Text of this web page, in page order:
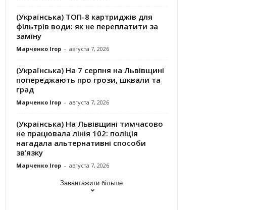
(Українська) ТОП-8 картриджів для
фільтрів води: як не переплатити за
заміну
Марченко Ігор - августа 7, 2026
(Українська) На 7 серпня на Львівщині
попереджають про грози, шквали та
град
Марченко Ігор - августа 7, 2026
(Українська) На Львівщині тимчасово
не працювала лінія 102: поліція
нагадала альтернативні способи
зв’язку
Марченко Ігор - августа 7, 2026
Завантажити більше